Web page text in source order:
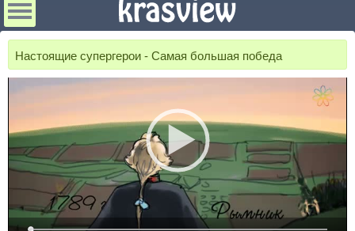
Настоящие супергерои - Самая большая победа